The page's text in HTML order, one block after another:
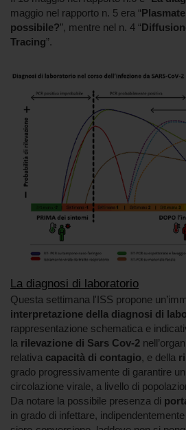
maggio nel rapporto n. 5 era “
possibile?”, mentre nel n. 4 “
Tracing”.
La diagnosi di laboratorio
Questa settimana l'ISS propone
interpretazione della diagnosi di
rappresentazione schematica e
la rilevazione di Sars Cov-2
relativa capacità di contagio, e della
grado progressivamente di garantire
circolazione virale, a livello di
Da notare la possibile presenza di
in grado di infettare,